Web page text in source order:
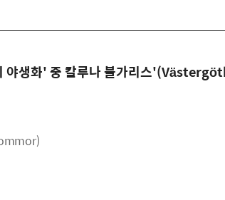
야생화' 중 칼루나 불가리스